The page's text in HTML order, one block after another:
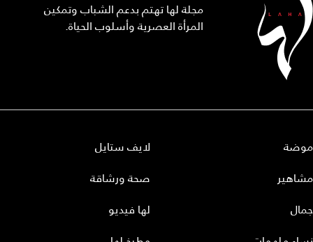
مجلة لها تهتم بدعم الشباب وتمكين
المرأة العصرية وأسلوب الحياة.
موضة
مشاهير
جمال
لايف ستايل
صحة ورشاقة
لها فيديو